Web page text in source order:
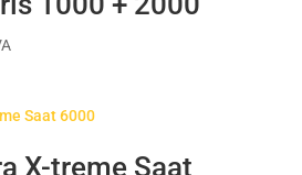
X-treme Saat